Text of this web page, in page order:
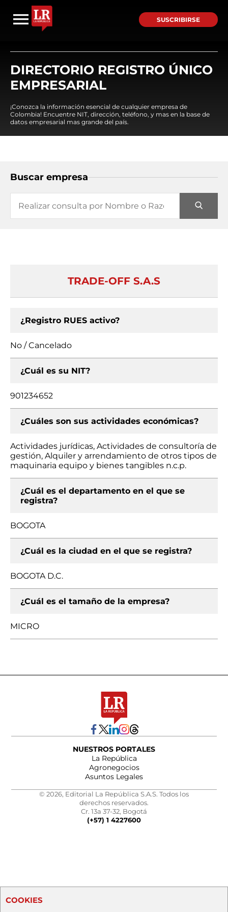
SUSCRIBIRSE
DIRECTORIO REGISTRO ÚNICO
EMPRESARIAL
¡Conozca la información esencial de cualquier empresa de
Colombia! Encuentre NIT, dirección, teléfono, y mas en la base de
datos empresarial mas grande del país.
Buscar empresa
TRADE-OFF S.A.S
¿Registro RUES activo?
No / Cancelado
¿Cuál es su NIT?
901234652
¿Cuáles son sus actividades económicas?
Actividades jurídicas, Actividades de consultoría de
gestión, Alquiler y arrendamiento de otros tipos de
maquinaria equipo y bienes tangibles n.c.p.
¿Cuál es el departamento en el que se
registra?
BOGOTA
¿Cuál es la ciudad en el que se registra?
BOGOTA D.C.
¿Cuál es el tamaño de la empresa?
MICRO
NUESTROS PORTALES
La República
Agronegocios
Asuntos Legales
© 2026, Editorial La República S.A.S. Todos los
derechos reservados.
Cr. 13a 37-32, Bogotá
(+57) 1 4227600
COOKIES